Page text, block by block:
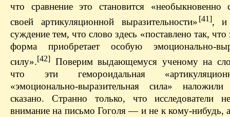
что сравнение это становится
своей артикуляционной выразительности» [41], и
суждение тем, что слово здесь «поставлено так, что
форма приобретает особую эмоционально-
силу».[42] Поверим выдающемуся ученому на
что эти гемороидальная
«эмоционально-выразительная сила»
сказано. Странно только, что исследователи
внимание на письмо Гоголя — и не к кому-нибудь,